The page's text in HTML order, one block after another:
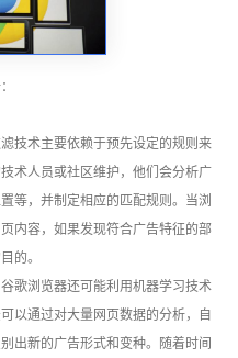
技术主要依赖于预先设定的规则来
术人员或社区维护，他们会分析广
等，并制定相应的匹配规则。当浏
内容，如果发现符合广告特征的部
的。
歌浏览器还可能利用机器学习技术
以通过对大量网页数据的分析，自
出新的广告形式和变种。随着时间